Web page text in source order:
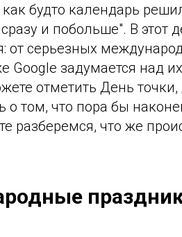
как будто календарь
и побольше". В этот
от серьезных
Google задумается над
отметить День
о том, что пора бы
разберемся, что же